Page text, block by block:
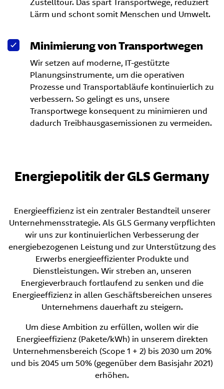
Zustelltour. Das spart Transportwege, reduziert
Lärm und schont somit Menschen und Umwelt.
Minimierung von Transportwegen
Wir setzen auf moderne, IT-gestützte
Planungsinstrumente, um die operativen
Prozesse und Transportabläufe kontinuierlich zu
verbessern. So gelingt es uns, unsere
Transportwege konsequent zu minimieren und
dadurch Treibhausgasemissionen zu vermeiden.
Energiepolitik der GLS Germany
Energieeffizienz ist ein zentraler Bestandteil unserer
Unternehmensstrategie. Als GLS Germany verpflichten
wir uns zur kontinuierlichen Verbesserung der
energiebezogenen Leistung und zur Unterstützung des
Erwerbs energieeffizienter Produkte und
Dienstleistungen. Wir streben an, unseren
Energieverbrauch fortlaufend zu senken und die
Energieeffizienz in allen Geschäftsbereichen unseres
Unternehmens dauerhaft zu steigern.
Um diese Ambition zu erfüllen, wollen wir die
Energieeffizienz (Pakete/kWh) in unserem direkten
Unternehmensbereich (Scope 1 + 2) bis 2030 um 20%
und bis 2045 um 50% (gegenüber dem Basisjahr 2021)
erhöhen.